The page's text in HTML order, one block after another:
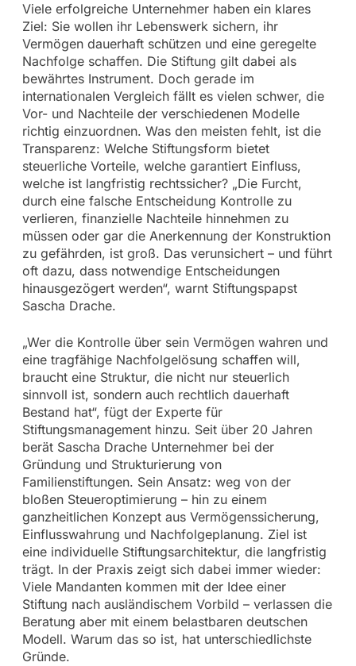
Viele erfolgreiche Unternehmer haben ein klares
Ziel: Sie wollen ihr Lebenswerk sichern, ihr
Vermögen dauerhaft schützen und eine geregelte
Nachfolge schaffen. Die Stiftung gilt dabei als
bewährtes Instrument. Doch gerade im
internationalen Vergleich fällt es vielen schwer, die
Vor- und Nachteile der verschiedenen Modelle
richtig einzuordnen. Was den meisten fehlt, ist die
Transparenz: Welche Stiftungsform bietet
steuerliche Vorteile, welche garantiert Einfluss,
welche ist langfristig rechtssicher? „Die Furcht,
durch eine falsche Entscheidung Kontrolle zu
verlieren, finanzielle Nachteile hinnehmen zu
müssen oder gar die Anerkennung der Konstruktion
zu gefährden, ist groß. Das verunsichert – und führt
oft dazu, dass notwendige Entscheidungen
hinausgezögert werden“, warnt Stiftungspapst
Sascha Drache.
„Wer die Kontrolle über sein Vermögen wahren und
eine tragfähige Nachfolgelösung schaffen will,
braucht eine Struktur, die nicht nur steuerlich
sinnvoll ist, sondern auch rechtlich dauerhaft
Bestand hat“, fügt der Experte für
Stiftungsmanagement hinzu. Seit über 20 Jahren
berät Sascha Drache Unternehmer bei der
Gründung und Strukturierung von
Familienstiftungen. Sein Ansatz: weg von der
bloßen Steueroptimierung – hin zu einem
ganzheitlichen Konzept aus Vermögenssicherung,
Einflusswahrung und Nachfolgeplanung. Ziel ist
eine individuelle Stiftungsarchitektur, die langfristig
trägt. In der Praxis zeigt sich dabei immer wieder:
Viele Mandanten kommen mit der Idee einer
Stiftung nach ausländischem Vorbild – verlassen die
Beratung aber mit einem belastbaren deutschen
Modell. Warum das so ist, hat unterschiedlichste
Gründe.